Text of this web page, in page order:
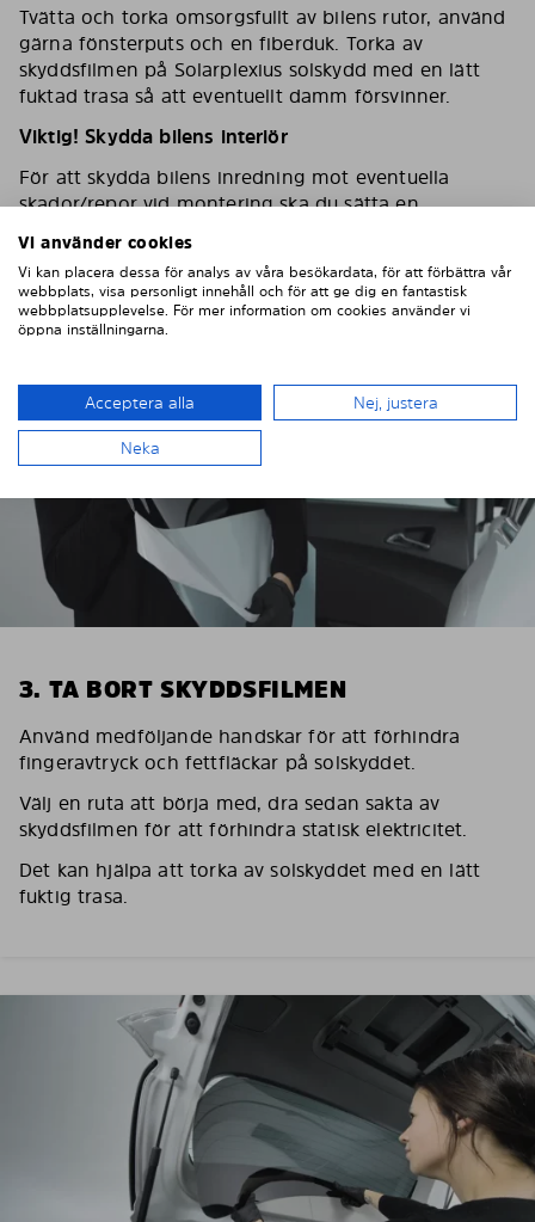
Tvätta och torka omsorgsfullt av bilens rutor, använd
gärna fönsterputs och en fiberduk. Torka av
skyddsfilmen på Solarplexius solskydd med en lätt
fuktad trasa så att eventuellt damm försvinner.
Viktig! Skydda bilens interiör
För att skydda bilens inredning mot eventuella
skador/repor vid montering ska du sätta en
3. TA BORT SKYDDSFILMEN
Använd medföljande handskar för att förhindra
fingeravtryck och fettfläckar på solskyddet.
Välj en ruta att börja med, dra sedan sakta av
skyddsfilmen för att förhindra statisk elektricitet.
Det kan hjälpa att torka av solskyddet med en lätt
fuktig trasa.
Vi använder cookies
Vi kan placera dessa för analys av våra besökardata, för att förbättra vår
webbplats, visa personligt innehåll och för att ge dig en fantastisk
webbplatsupplevelse. För mer information om cookies använder vi
öppna inställningarna.
Acceptera alla Nej, justera
Neka